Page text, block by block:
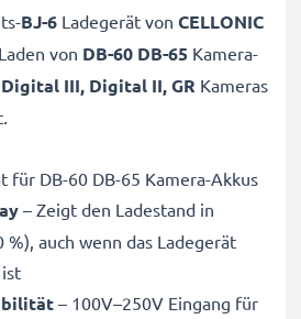
BJ-6 Ladegerät von CELLONIC
von DB-60 DB-65 Kamera-
Digital III, Digital II, GR Kameras
für DB-60 DB-65 Kamera-Akkus
– Zeigt den Ladestand in
%), auch wenn das Ladegerät
– 100V–250V Eingang für